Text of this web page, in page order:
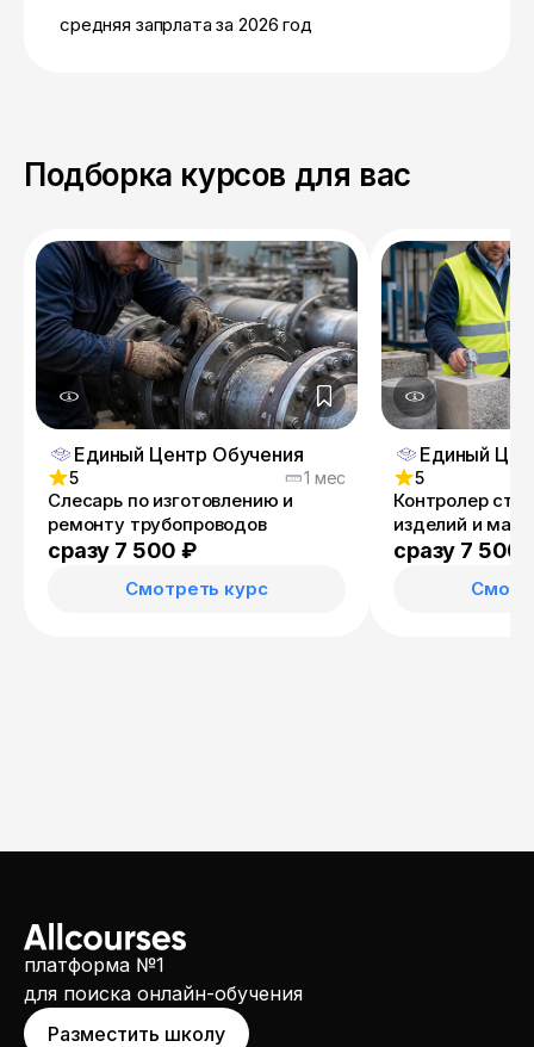
средняя запрлата за 2026 год
Подборка курсов для вас
Единый Центр Обучения
5 1 мес
Слесарь по изготовлению и
ремонту трубопроводов
сразу 7 500 ₽
Смотреть курс
Единый
5
Контролер
изделий и
сразу 7 500
платформа №1
для поиска онлайн-обучения
Разместить школу